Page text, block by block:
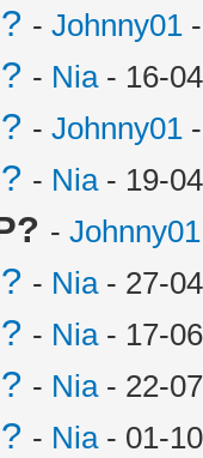
- Johnny01
- Nia- 16-
- Johnny01
- Nia- 19-
- Johnny01
- Nia- 27-
- Nia- 17-
- Nia- 22-
- Nia- 01-